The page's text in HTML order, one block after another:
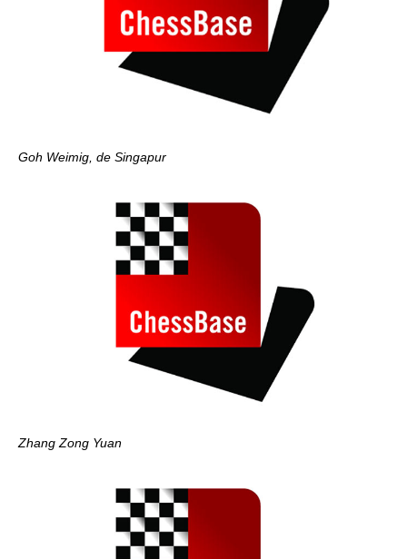
Goh Weimig, de Singapur
Zhang Zong Yuan